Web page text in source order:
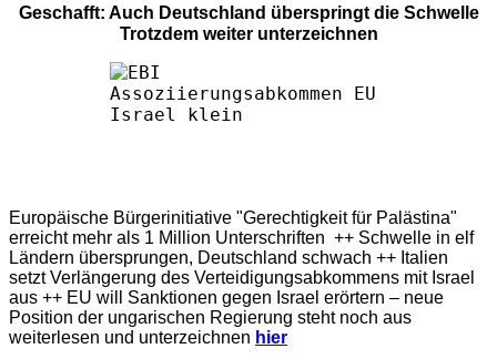
Geschafft: Auch Deutschland überspringt die Schwelle
Trotzdem weiter unterzeichnen
Europäische Bürgerinitiative "Gerechtigkeit für Palästina"
erreicht mehr als 1 Million Unterschriften ++ Schwelle in elf
Ländern übersprungen, Deutschland schwach ++ Italien
setzt Verlängerung des Verteidigungsabkommens mit Israel
aus ++ EU will Sanktionen gegen Israel erörtern – neue
Position der ungarischen Regierung steht noch aus
weiterlesen und unterzeichnen hier